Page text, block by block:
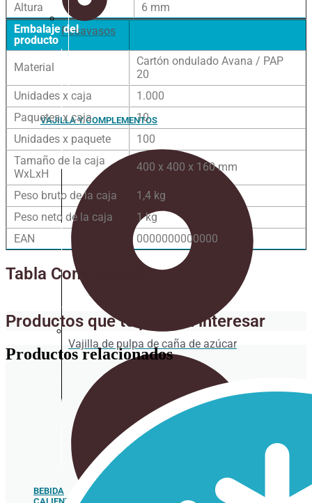
Posavasos
BEBIDA
VAJILLA Y COMPLEMENTOS
Vajilla de pulpa de caña de azúcar
Altura
6 mm
Embalaje del
producto
Material
Cartón ondulado Avana / PAP
20
Unidades x caja
1.000
Paquetes x caja
10
Unidades x paquete
100
Tamaño de la caja
WxLxH
400 x 400 x 160 mm
Peso bruto de la caja
1,4 kg
Peso neto de la caja
1 kg
EAN
0000000000000
Tabla Comparativa
Productos que te pueden interesar
Productos relacionados